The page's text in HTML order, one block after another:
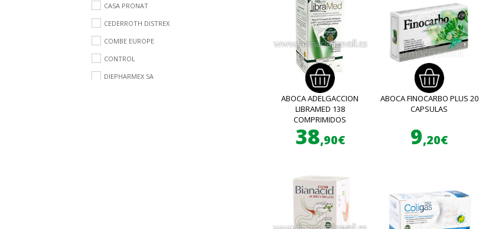
CASA PRONAT
CEDERROTH DISTREX
COMBE EUROPE
CONTROL
DIEPHARMEX SA
ABOCA ADELGACCION
LIBRAMED 138
COMPRIMIDOS
38,90€
ABOCA FINOCARBO PLUS 20
CAPSULAS
9,20€